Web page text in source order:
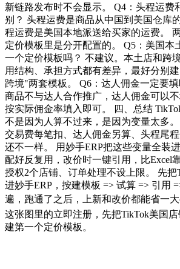
新链路发布时不会显示。 Q4：头程运费
别？ 头程运费是商品从中国到美国仓库
程运费是美国本地派送给买家的运费。
定价模板里是分开配置的。 Q5：美国本
一个定价模板吗？ 不建议。本土店和跨
用结构、承担方式都有差异，最好分别
跨境"两套模板。 Q6：达人佣金一定要
商品不与达人合作推广，达人佣金可以
按实际佣金率填入即可。 四、总结
不是因为人算不过来，是因为变量太多。
交易费每笔扣、达人佣金另算、头程尾
还不一样。 用妙手ERP把这些变量全装
配好反复用，改价时一键引用，比Excel
授权2个店铺、订单处理不设上限。 先把
进妙手ERP，按建模板 => 试算 => 引用
遍，跑通了之后，上新和改价都能省一
这张图里的立即注册，先把TikTok美国
建第一个定价模板。